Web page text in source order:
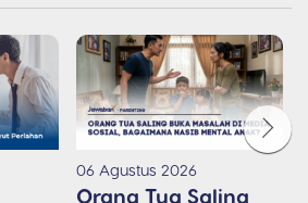
06 Agustus 2026
Orang Tua Saling